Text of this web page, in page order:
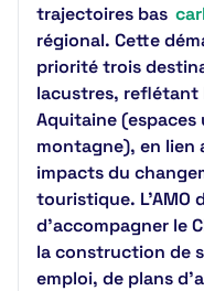
trajectoires bas
régional. Cette
priorité trois
lacustres, reflétant
Aquitaine
montagne), en lien
impacts du
touristique. L’AMO
d’accompagner le
la construction de
emploi, de plans